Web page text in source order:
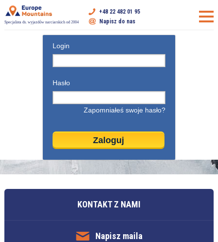
Specjalista ds. wyjazdów narciarskich od 2004
+48 22 482 01 95
Napisz do nas
Login
Hasło
Zapomniałeś swoje hasło?
KONTAKT Z NAMI
Napisz maila